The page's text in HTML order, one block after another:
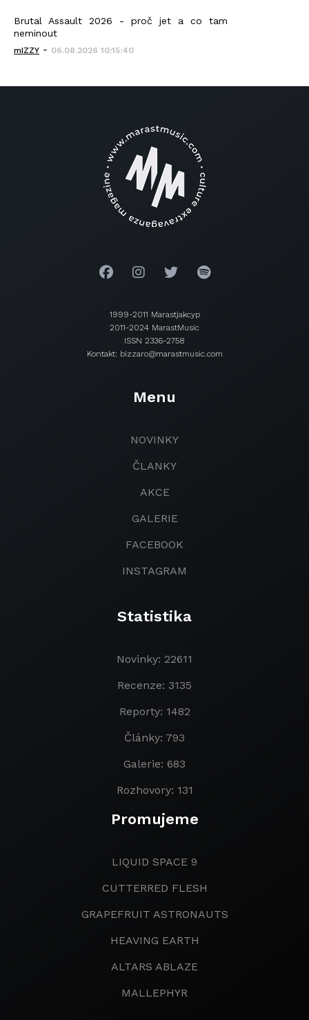
Brutal Assault 2026 - proč jet a co tam
neminout
mIZZY - 06.08.2026 10:15:40
1999-2011 Marastjakcyp
2011-2024 MarastMusic
ISSN 2336-2758
Kontakt: bizzaro@marastmusic.com
Menu
NOVINKY
ČLANKY
AKCE
GALERIE
FACEBOOK
INSTAGRAM
Statistika
Novinky: 22611
Recenze: 3135
Reporty: 1482
Články: 793
Galerie: 683
Rozhovory: 131
Promujeme
LIQUID SPACE 9
CUTTERRED FLESH
GRAPEFRUIT ASTRONAUTS
HEAVING EARTH
ALTARS ABLAZE
MALLEPHYR